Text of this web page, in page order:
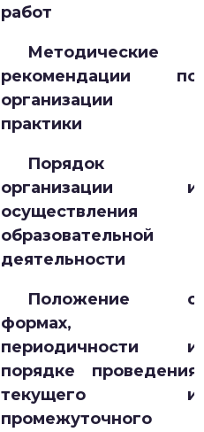
работ
Методические
рекомендации по
организации
практики
Порядок
организации и
осуществления
образовательной
деятельности
Положение о
формах,
периодичности и
порядке проведения
текущего и
промежуточного